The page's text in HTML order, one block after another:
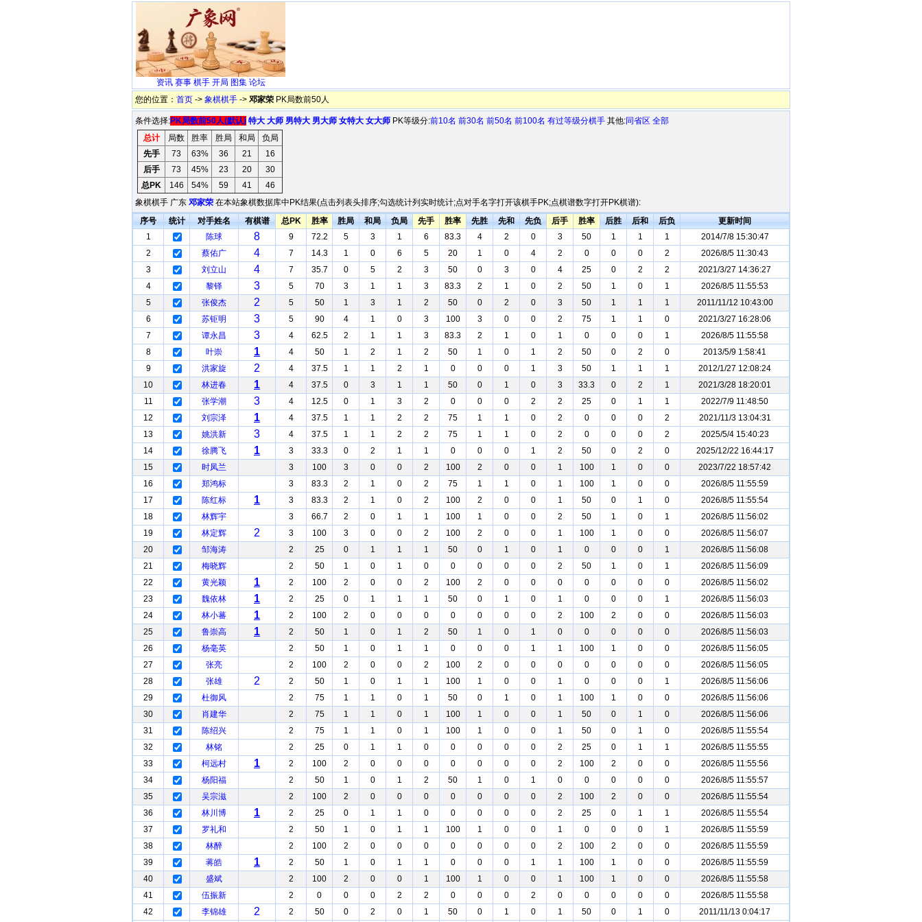
资讯 赛事 棋手 开局 图集 论坛
您的位置： 首页 -> 象棋棋手 -> 邓家荣 PK局数前50人
条件选择:PK局数前50人(默认) 特大 大师 男特大 男大师 女特大 女大师 PK等级分:前10名 前30名 前50名 前100名 有过等级分棋手 其他:同省区 全部
总计
局数 胜率 胜局 和局
负局
先手
73 63% 36 21
16
后手
73 45% 23 20
30
总PK
146 54% 59 41
46
象棋棋手 广东 邓家荣 在本站象棋数据库中PK结果(点击列表头排序;勾选统计列实时统计;点对手名字打开该棋手PK;点棋谱数字打开PK棋谱):
序号
统计 对手姓名 有棋谱 总PK 胜率 胜局 和局 负局 先手 胜率 先胜 先和 先负 后手 胜率 后胜 后和 后负
更新时间
1
陈球 8 9 72.2 5 3 1 6 83.3 4 2 0 3 50 1 1 1
2014/7/8 15:30:47
2
蔡佑广 4 7 14.3 1 0 6 5 20 1 0 4 2 0 0 0 2
2026/8/5 11:30:43
3
刘立山 4 7 35.7 0 5 2 3 50 0 3 0 4 25 0 2 2
2021/3/27 14:36:27
4
黎铎 3 5 70 3 1 1 3 83.3 2 1 0 2 50 1 0 1
2026/8/5 11:55:53
5
张俊杰 2 5 50 1 3 1 2 50 0 2 0 3 50 1 1 1
2011/11/12 10:43:00
6
苏钜明 3 5 90 4 1 0 3 100 3 0 0 2 75 1 1 0
2021/3/27 16:28:06
7
谭永昌 3 4 62.5 2 1 1 3 83.3 2 1 0 1 0 0 0 1
2026/8/5 11:55:58
8
叶崇 1 4 50 1 2 1 2 50 1 0 1 2 50 0 2 0
2013/5/9 1:58:41
9
洪家旋 2 4 37.5 1 1 2 1 0 0 0 1 3 50 1 1 1
2012/1/27 12:08:24
10
林进春 1 4 37.5 0 3 1 1 50 0 1 0 3 33.3 0 2 1
2021/3/28 18:20:01
11
张学潮 3 4 12.5 0 1 3 2 0 0 0 2 2 25 0 1 1
2022/7/9 11:48:50
12
刘宗泽 1 4 37.5 1 1 2 2 75 1 1 0 2 0 0 0 2
2021/11/3 13:04:31
13
姚洪新 3 4 37.5 1 1 2 2 75 1 1 0 2 0 0 0 2
2025/5/4 15:40:23
14
徐腾飞 1 3 33.3 0 2 1 1 0 0 0 1 2 50 0 2 0
2025/12/22 16:44:17
15
时凤兰 3 100 3 0 0 2 100 2 0 0 1 100 1 0 0
2023/7/22 18:57:42
16
郑鸿标 3 83.3 2 1 0 2 75 1 1 0 1 100 1 0 0
2026/8/5 11:55:59
17
陈红标 1 3 83.3 2 1 0 2 100 2 0 0 1 50 0 1 0
2026/8/5 11:55:54
18
林辉宇 3 66.7 2 0 1 1 100 1 0 0 2 50 1 0 1
2026/8/5 11:56:02
19
林定辉 2 3 100 3 0 0 2 100 2 0 0 1 100 1 0 0
2026/8/5 11:56:07
20
邹海涛 2 25 0 1 1 1 50 0 1 0 1 0 0 0 1
2026/8/5 11:56:08
21
梅晓辉 2 50 1 0 1 0 0 0 0 0 2 50 1 0 1
2026/8/5 11:56:09
22
黄光颖 1 2 100 2 0 0 2 100 2 0 0 0 0 0 0 0
2026/8/5 11:56:02
23
魏依林 1 2 25 0 1 1 1 50 0 1 0 1 0 0 0 1
2026/8/5 11:56:03
24
林小蕃 1 2 100 2 0 0 0 0 0 0 0 2 100 2 0 0
2026/8/5 11:56:03
25
鲁崇高 1 2 50 1 0 1 2 50 1 0 1 0 0 0 0 0
2026/8/5 11:56:03
26
杨毫英 2 50 1 0 1 1 0 0 0 1 1 100 1 0 0
2026/8/5 11:56:05
27
张亮 2 100 2 0 0 2 100 2 0 0 0 0 0 0 0
2026/8/5 11:56:05
28
张雄 2 2 50 1 0 1 1 100 1 0 0 1 0 0 0 1
2026/8/5 11:56:06
29
杜御风 2 75 1 1 0 1 50 0 1 0 1 100 1 0 0
2026/8/5 11:56:06
30
肖建华 2 75 1 1 0 1 100 1 0 0 1 50 0 1 0
2026/8/5 11:56:06
31
陈绍兴 2 75 1 1 0 1 100 1 0 0 1 50 0 1 0
2026/8/5 11:55:54
32
林铭 2 25 0 1 1 0 0 0 0 0 2 25 0 1 1
2026/8/5 11:55:55
33
柯远村 1 2 100 2 0 0 0 0 0 0 0 2 100 2 0 0
2026/8/5 11:55:56
34
杨阳福 2 50 1 0 1 2 50 1 0 1 0 0 0 0 0
2026/8/5 11:55:57
35
吴宗滋 2 100 2 0 0 0 0 0 0 0 2 100 2 0 0
2026/8/5 11:55:54
36
林川博 1 2 25 0 1 1 0 0 0 0 0 2 25 0 1 1
2026/8/5 11:55:54
37
罗礼和 2 50 1 0 1 1 100 1 0 0 1 0 0 0 1
2026/8/5 11:55:59
38
林醉 2 100 2 0 0 0 0 0 0 0 2 100 2 0 0
2026/8/5 11:55:59
39
蒋皓 1 2 50 1 0 1 1 0 0 0 1 1 100 1 0 0
2026/8/5 11:55:59
40
盛斌 2 100 2 0 0 1 100 1 0 0 1 100 1 0 0
2026/8/5 11:55:58
41
伍振新 2 0 0 0 2 2 0 0 0 2 0 0 0 0 0
2026/8/5 11:55:58
42
李锦雄 2 2 50 0 2 0 1 50 0 1 0 1 50 0 1 0 2011/11/13 0:04:17